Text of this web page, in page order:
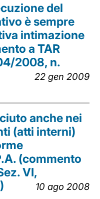
del
è sempre
intimazione
a TAR
2008, n.
22 gen 2009
anche nei
(atti interni)
(commento
VI,
10 ago 2008